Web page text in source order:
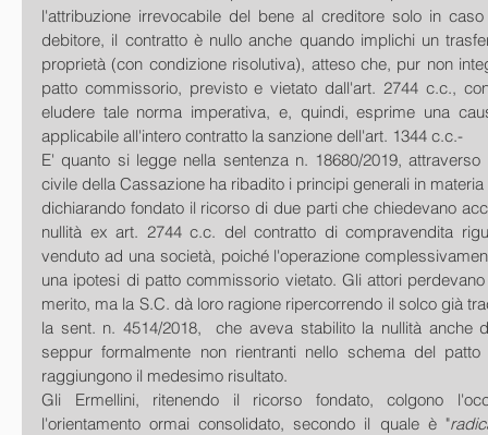
l'attribuzione irrevocabile del bene al creditore solo in
debitore, il contratto è nullo anche quando implichi un
proprietà (con condizione risolutiva), atteso che, pur non
patto commissorio, previsto e vietato dall'art. 2744 c.c.,
eludere tale norma imperativa, e, quindi, esprime una
applicabile all'intero contratto la sanzione dell'art. 1344 c.c.-
E' quanto si legge nella sentenza n. 18680/2019,
civile della Cassazione ha ribadito i principi generali in
dichiarando fondato il ricorso di due parti che chiedevano
nullità ex art. 2744 c.c. del contratto di compravendita
venduto ad una società, poiché l'operazione
una ipotesi di patto commissorio vietato. Gli attori
merito, ma la S.C. dà loro ragione ripercorrendo il solco già
la sent. n. 4514/2018,  che aveva stabilito la nullità anche
seppur formalmente non rientranti nello schema del
raggiungono il medesimo risultato.
Gli Ermellini, ritenendo il ricorso fondato, colgono
l'orientamento ormai consolidato, secondo il quale è "